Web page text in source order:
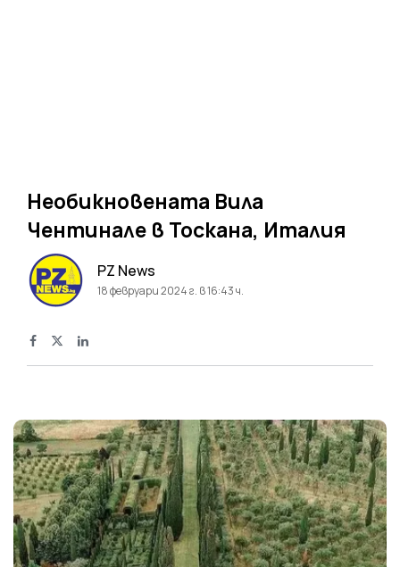
Необикновената Вила
Чентинале в Тоскана, Италия
PZ News
18 февруари 2024 г. в 16:43 ч.